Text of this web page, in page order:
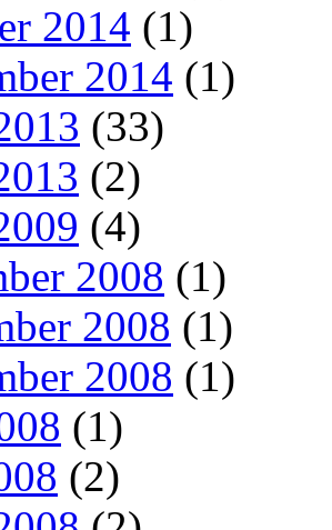
2014 (1)
2014 (1)
(33)
(2)
(4)
2008 (1)
2008 (1)
2008 (1)
(1)
(2)